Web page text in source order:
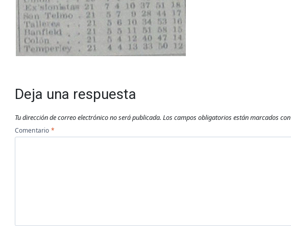
Deja una respuesta
Tu dirección de correo electrónico no será publicada. Los campos obligatorios están marcados con
Comentario *